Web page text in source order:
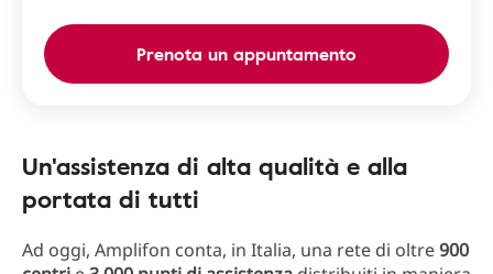
Prenota un appuntamento
Un'assistenza di alta qualità e alla
portata di tutti
Ad oggi, Amplifon conta, in Italia, una rete di oltre900